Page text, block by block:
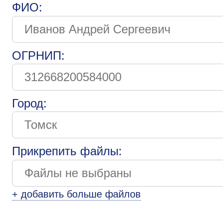
ФИО:
ОГРНИП:
Город:
Прикрепить файлы:
+ добавить больше файлов